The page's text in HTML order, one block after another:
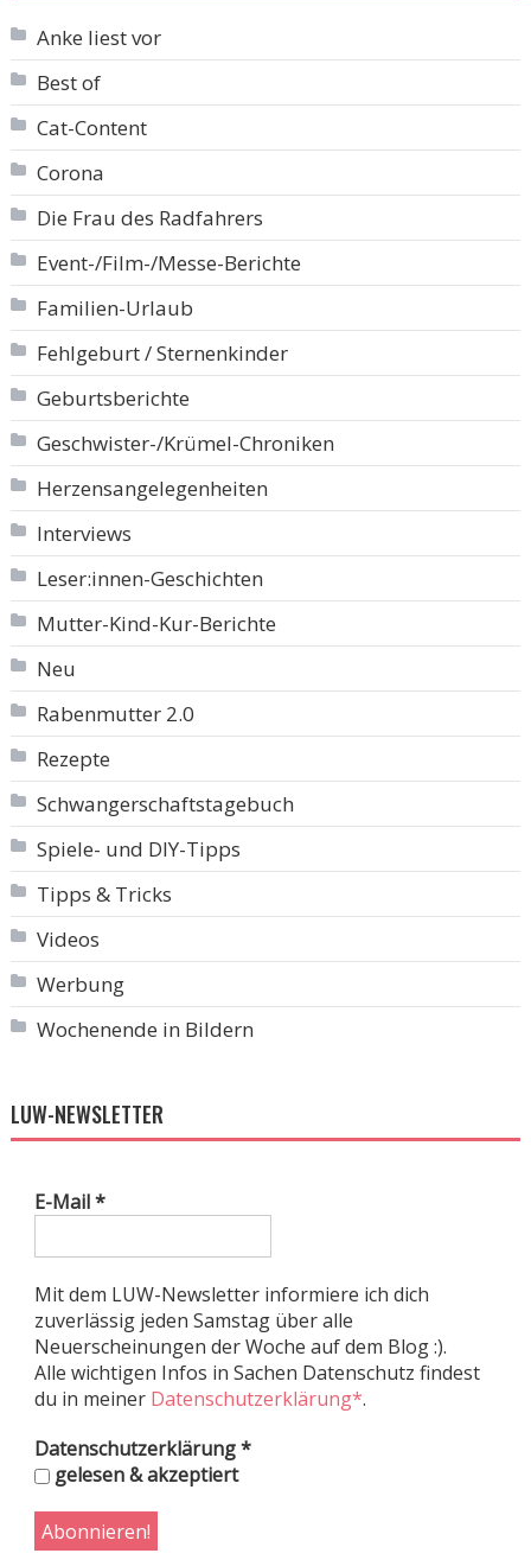
Anke liest vor
Best of
Cat-Content
Corona
Die Frau des Radfahrers
Event-/Film-/Messe-Berichte
Familien-Urlaub
Fehlgeburt / Sternenkinder
Geburtsberichte
Geschwister-/Krümel-Chroniken
Herzensangelegenheiten
Interviews
Leser:innen-Geschichten
Mutter-Kind-Kur-Berichte
Neu
Rabenmutter 2.0
Rezepte
Schwangerschaftstagebuch
Spiele- und DIY-Tipps
Tipps & Tricks
Videos
Werbung
Wochenende in Bildern
LUW-NEWSLETTER
E-Mail*
Mit dem LUW-Newsletter informiere ich dich
zuverlässig jeden Samstag über alle
Neuerscheinungen der Woche auf dem Blog :).
Alle wichtigen Infos in Sachen Datenschutz findest
du in meiner Datenschutzerklärung*.
Datenschutzerklärung*
gelesen & akzeptiert